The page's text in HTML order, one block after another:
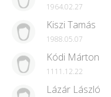
1964.02.27
Kiszi Tamás
1988.05.07
Kódi Márton
1111.12.22
Lázár László